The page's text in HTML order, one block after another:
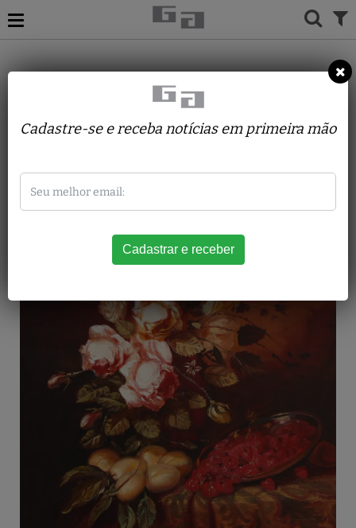
EGUREN, ENRIQUE
Natureza Morta
Cadastre-se e receba notícias em primeira mão